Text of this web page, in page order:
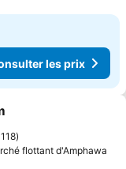
les prix
favoris
118
flottant d'Amphawa